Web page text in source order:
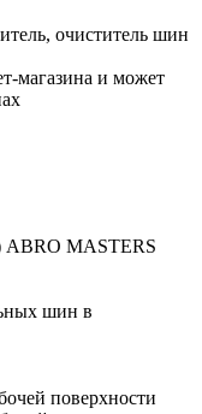
очиститель шин
магазина и может
ABRO MASTERS
шин в
поверхности